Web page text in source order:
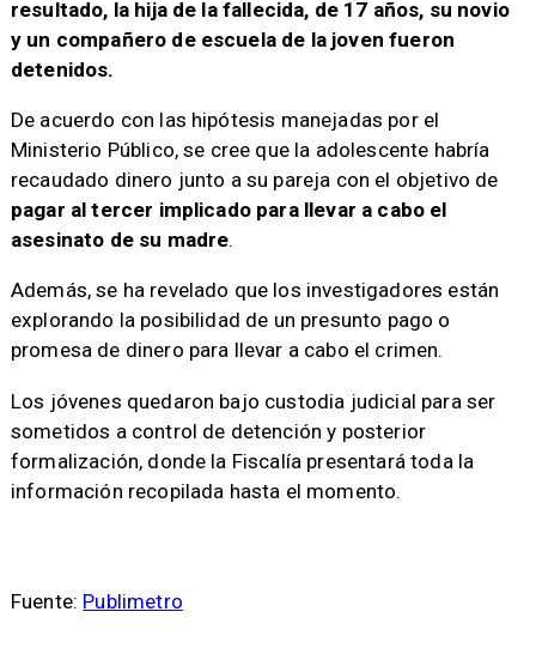
resultado, la hija de la fallecida, de 17 años, su novio
y un compañero de escuela de la joven fueron
detenidos.
De acuerdo con las hipótesis manejadas por el
Ministerio Público, se cree que la adolescente habría
recaudado dinero junto a su pareja con el objetivo de
pagar al tercer implicado para llevar a cabo el
asesinato de su madre.
Además, se ha revelado que los investigadores están
explorando la posibilidad de un presunto pago o
promesa de dinero para llevar a cabo el crimen.
Los jóvenes quedaron bajo custodia judicial para ser
sometidos a control de detención y posterior
formalización, donde la Fiscalía presentará toda la
información recopilada hasta el momento.
Fuente: Publimetro